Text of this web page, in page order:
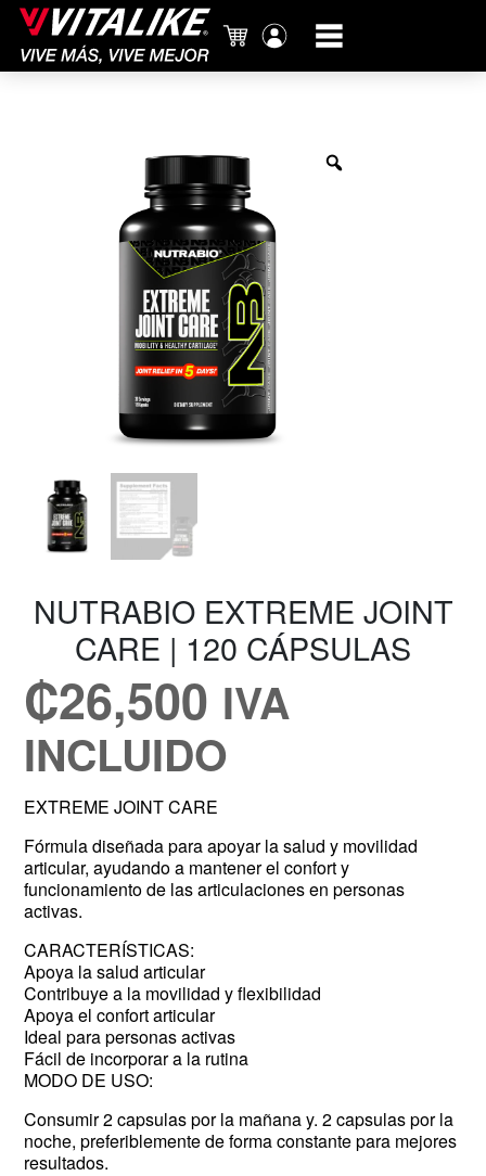
Carrito
cuenta
NUTRABIO EXTREME JOINT
CARE | 120 CÁPSULAS
₡26,500 IVA
INCLUIDO
EXTREME JOINT CARE
Fórmula diseñada para apoyar la salud y movilidad
articular, ayudando a mantener el confort y
funcionamiento de las articulaciones en personas
activas.
CARACTERÍSTICAS:
Apoya la salud articular
Contribuye a la movilidad y flexibilidad
Apoya el confort articular
Ideal para personas activas
Fácil de incorporar a la rutina
MODO DE USO:
Consumir 2 capsulas por la mañana y. 2 capsulas por la
noche, preferiblemente de forma constante para mejores
resultados.